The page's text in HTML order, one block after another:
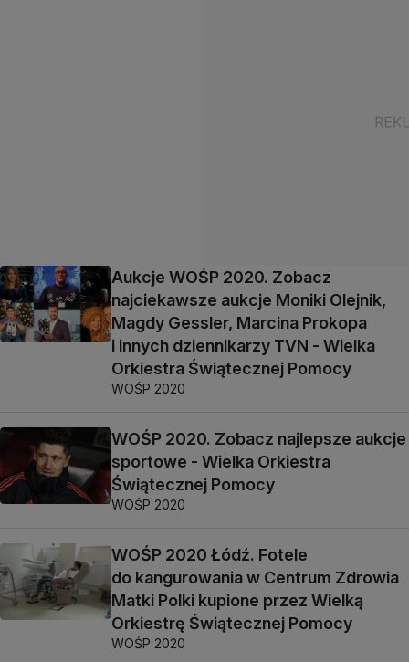
Aukcje WOŚP 2020. Zobacz
najciekawsze aukcje Moniki Olejnik,
Magdy Gessler, Marcina Prokopa
i innych dziennikarzy TVN - Wielka
Orkiestra Świątecznej Pomocy
WOŚP 2020
WOŚP 2020. Zobacz najlepsze aukcje
sportowe - Wielka Orkiestra
Świątecznej Pomocy
WOŚP 2020
WOŚP 2020 Łódź. Fotele
do kangurowania w Centrum Zdrowia
Matki Polki kupione przez Wielką
Orkiestrę Świątecznej Pomocy
WOŚP 2020